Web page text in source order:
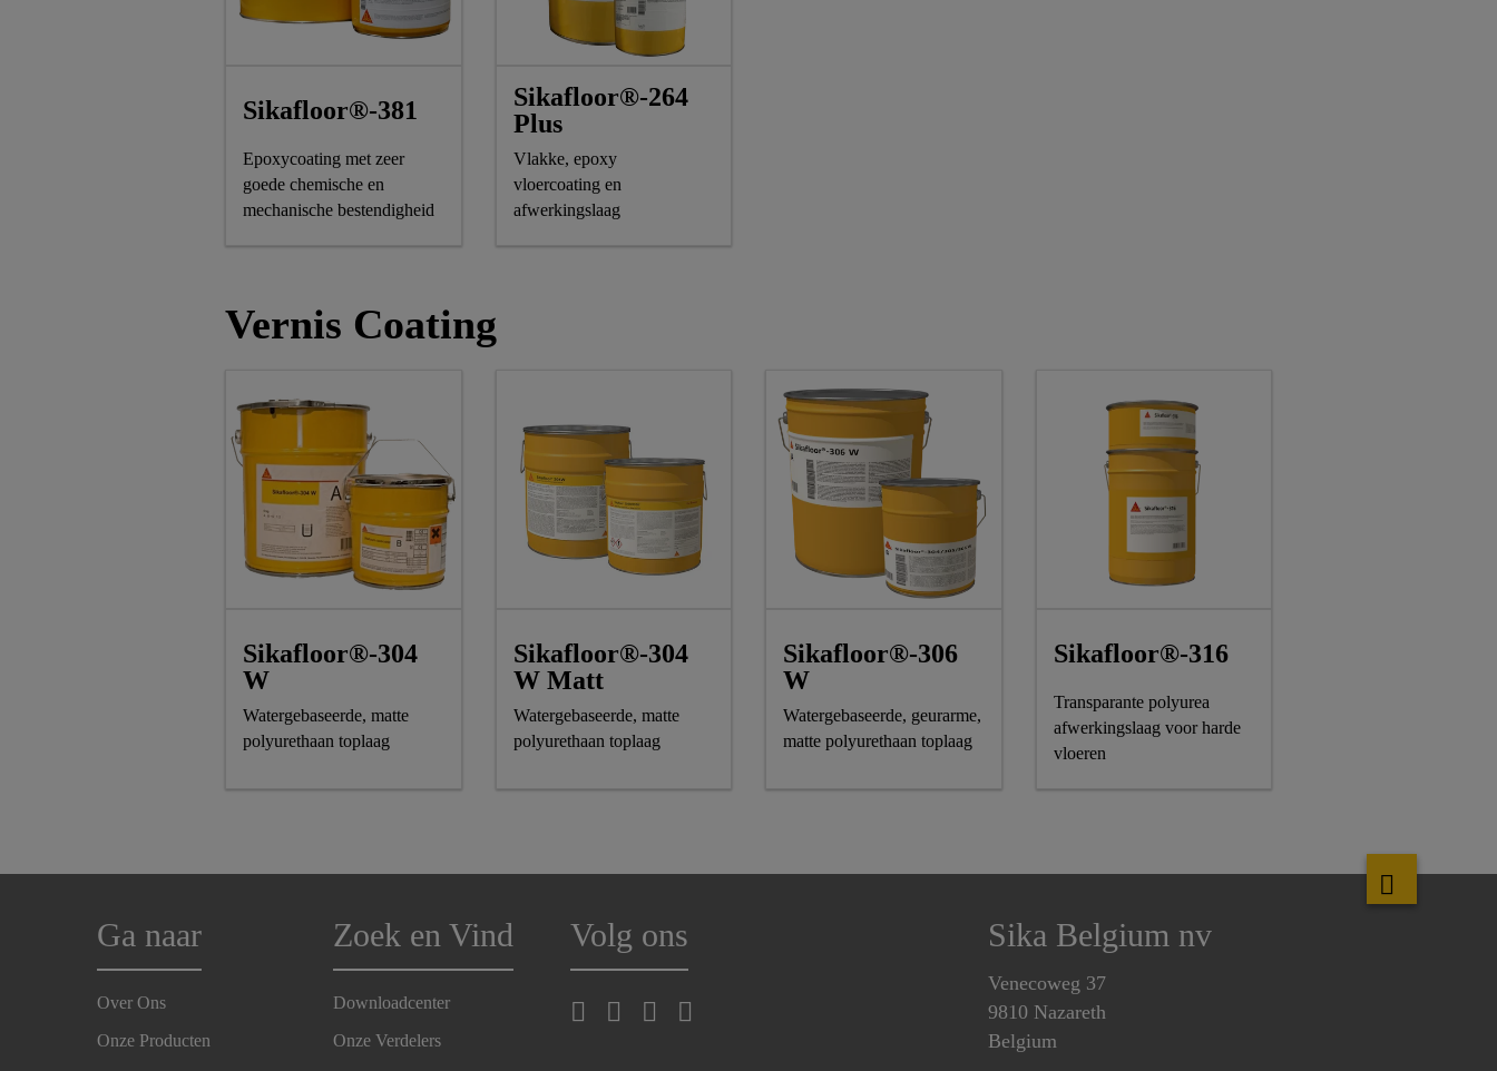
Sikafloor®-381
Epoxycoating met zeer
goede chemische en
mechanische bestendigheid
Sikafloor®-264
Plus
Vlakke, epoxy
vloercoating en
afwerkingslaag
Vernis Coating
Sikafloor®-304
W
Watergebaseerde, matte
polyurethaan toplaag
Sikafloor®-304
W Matt
Watergebaseerde, matte
polyurethaan toplaag
Sikafloor®-306
W
Watergebaseerde, geurarme,
matte polyurethaan toplaag
Sikafloor®-316
Transparante polyurea
afwerkingslaag voor harde
vloeren
Ga naar
Over Ons
Onze Producten
Zoek en Vind
Downloadcenter
Onze Verdelers
Volg ons Sika Belgium nv
Venecoweg 37
9810 Nazareth
Belgium